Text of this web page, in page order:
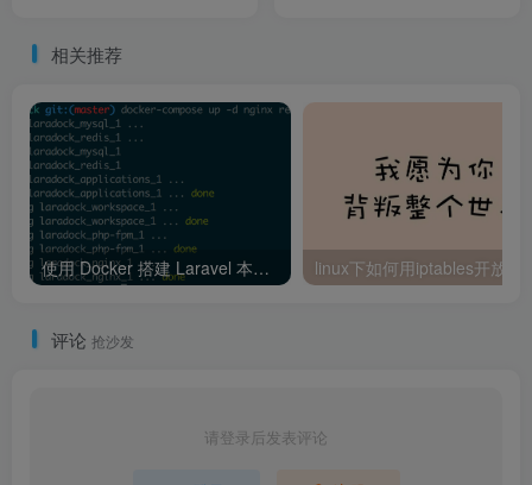
相关推荐
使用 Docker 搭建 Laravel 本地环境的教程详解
评论 抢沙发
请登录后发表评论